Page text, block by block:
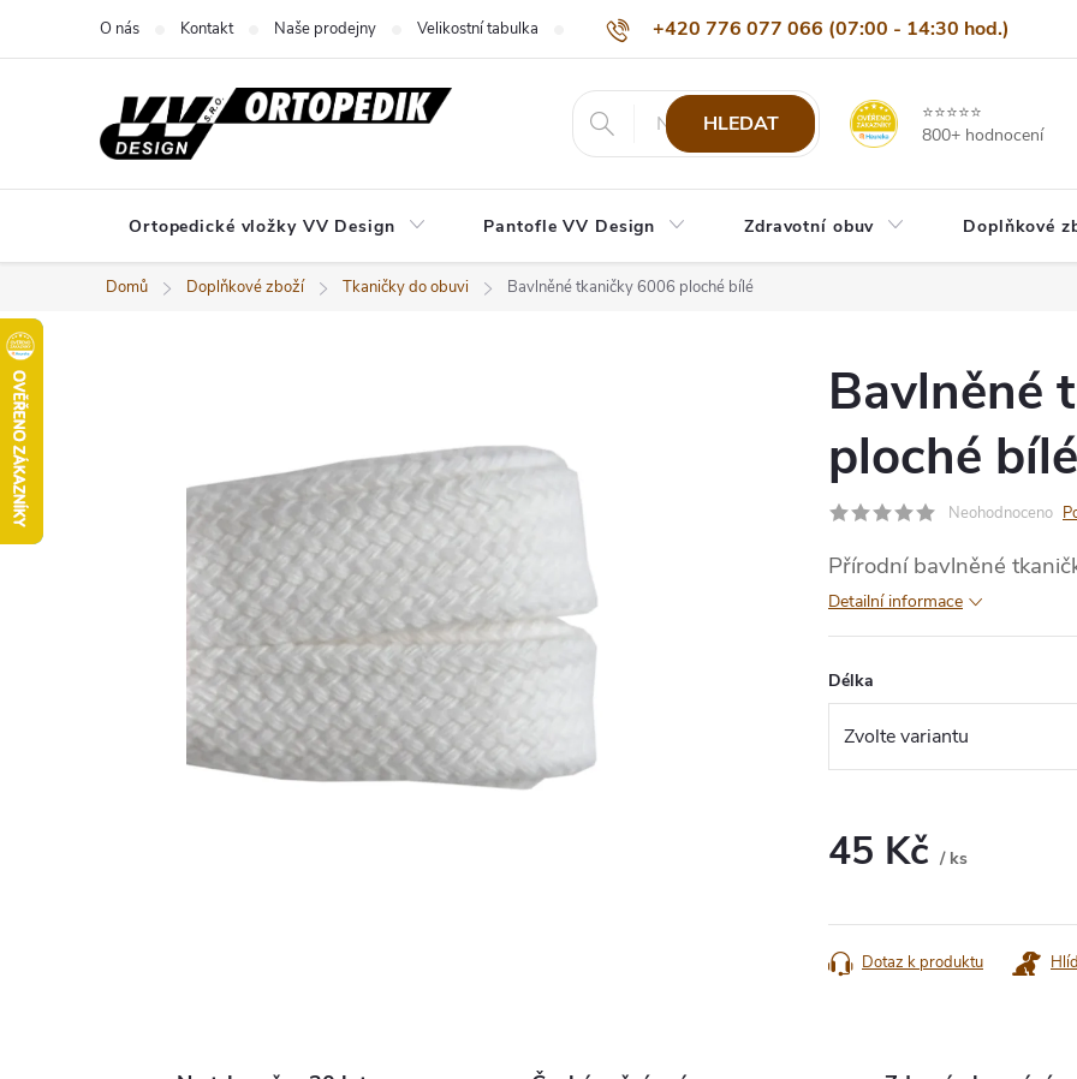
+420 776 077 066 (07:00 - 14:30 hod.)
info@eshop-vvdesign.cz
O nás Kontakt Naše prodejny Velikostní tabulka Nejčastější dotazy Naši odběratelé Doprava a platba
HLEDAT
⭐⭐⭐⭐⭐
800+ hodnocení
Ortopedické vložky VV Design Pantofle VV Design Zdravotní obuv Doplňkové
Domů Doplňkové zboží Tkaničky do obuvi Bavlněné tkaničky 6006 ploché bílé
Bavlněné
ploché bílé
Neohodnoceno
Přírodní bavlněné
Detailní informace
Délka
45 Kč / ks
Dotaz k produktu